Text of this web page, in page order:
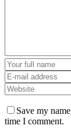
Save my
time I comment.